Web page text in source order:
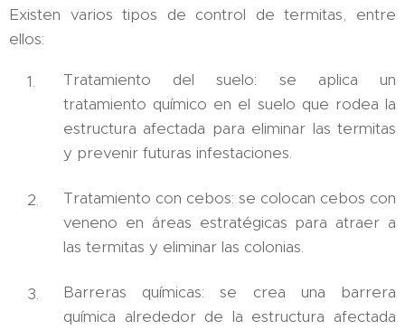
Existen varios tipos de control de termitas, entre
ellos:
Tratamiento del suelo: se aplica un
tratamiento químico en el suelo que rodea la
estructura afectada para eliminar las termitas
y prevenir futuras infestaciones.
Tratamiento con cebos: se colocan cebos con
veneno en áreas estratégicas para atraer a
las termitas y eliminar las colonias.
Barreras químicas: se crea una barrera
química alrededor de la estructura afectada